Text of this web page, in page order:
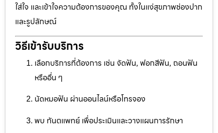
ใส่ใจ และเข้าใจความต้องการของคุณ ทั้งในแง่สุขภาพช่องปาก
และรูปลักษณ์
วิธีเข้ารับบริการ
เลือกบริการที่ต้องการ เช่น จัดฟัน, ฟอกสีฟัน, ถอนฟัน
หรืออื่น ๆ
นัดหมอฟัน ผ่านออนไลน์หรือโทรจอง
พบ ทันตแพทย์ เพื่อประเมินและวางแผนการรักษา